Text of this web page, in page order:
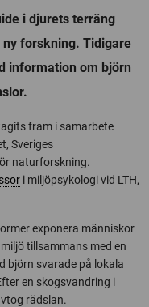
i djurets terräng
forskning. Tidigare
information om björn
fram i samarbete
Sveriges
naturforskning.
i miljöpsykologi vid LTH,
exponera människor
tillsammans med en
björn svarade på lokala
en skogsvandring i
rädslan.